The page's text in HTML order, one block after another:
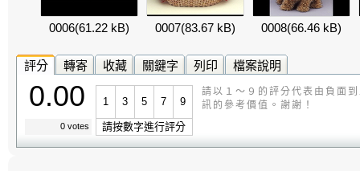
0006(61.22 kB) 0007(83.67 kB) 0008(66.46 kB)
評分 轉寄 收藏 關鍵字 列印 檔案說明
0.00
0 votes
1 3 5 7 9
請按數字進行評分
請以１～９的評分代表由負面
訊的參考價值。謝謝！